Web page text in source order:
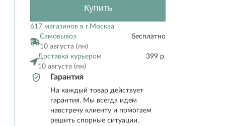
Купить
617 магазинов в г.Москва
Самовывоз
10 августа (пн)
бесплатно
Доставка курьером
10 августа (пн)
399 р.
Гарантия
На каждый товар действует
гарантия. Мы всегда идем
навстречу клиенту и помогаем
решить спорные ситуации.